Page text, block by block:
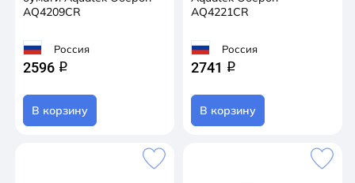
AQ4209CR
Россия
2596 q
В корзину
AQ4221CR
Россия
2741 q
В корзину